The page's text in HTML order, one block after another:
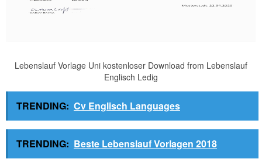
Lebenslauf Vorlage Uni kostenloser Download from Lebenslauf
Englisch Ledig
TRENDING: Cv Englisch Languages
TRENDING: Beste Lebenslauf Vorlagen 2018